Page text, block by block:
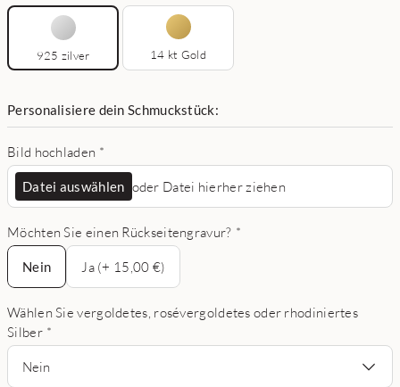
925 zilver 14 kt Gold
Personalisiere dein Schmuckstück:
Bild hochladen *
Datei auswählen oder Datei hierher ziehen
Möchten Sie einen Rückseitengravur? *
Nein
Nein
Ja (+ 15,00 €)
Wählen Sie vergoldetes, rosévergoldetes oder rhodiniertes
Silber *
Nein